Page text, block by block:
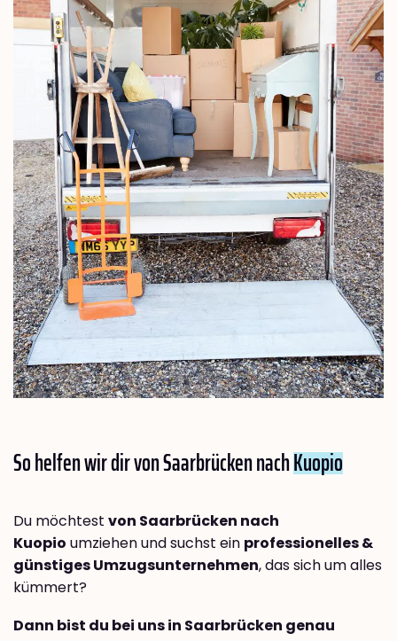
So helfen wir dir von Saarbrücken nachKuopio
Du möchtest von Saarbrücken nach
Kuopio umziehen und suchst ein professionelles &
günstiges Umzugsunternehmen, das sich um alles
kümmert?
Dann bist du bei uns in Saarbrücken genau